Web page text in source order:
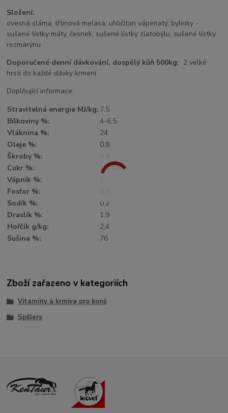
Složení:
ovesná sláma, třtinová melasa, uhličitan vápenatý, bylinky -
sušené lístky máty, česnek, sušené lístky zlatobýlu, sušené lístky
rozmarýnu
Doporučené denní dávkování, dospělý kůň 500kg: 2 velké
hrsti do každé dávky krmení
Doplňující informace:
Stravitelná energie MJ/kg: 7,5
Bílkoviny %:
4-6,5
Vláknina %:
24
Oleje %:
0,8
Škroby %:
Cukr %:
15-19
Vápník %:
Fosfor %:
Sodík %:
0,2
Draslík %:
1,9
Hořčík g/kg:
2,4
Sušina %:
76
Zboží zařazeno v kategoriích
Vitamíny a krmiva pro koně
Spillers